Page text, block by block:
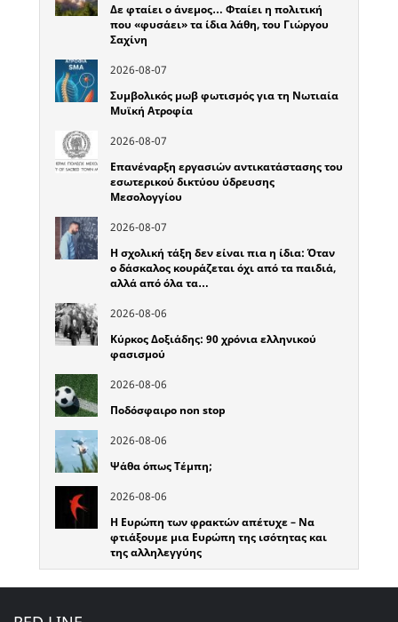
Δε φταίει ο άνεμος… Φταίει η πολιτική
που «φυσάει» τα ίδια λάθη, του Γιώργου
Σαχίνη
2026-08-07
Συμβολικός μωβ φωτισμός για τη Νωτιαία
Μυϊκή Ατροφία
2026-08-07
Επανέναρξη εργασιών αντικατάστασης του
εσωτερικού δικτύου ύδρευσης
Μεσολογγίου
2026-08-07
Η σχολική τάξη δεν είναι πια η ίδια: Όταν
ο δάσκαλος κουράζεται όχι από τα παιδιά,
αλλά από όλα τα…
2026-08-06
Κύρκος Δοξιάδης: 90 χρόνια ελληνικού
φασισμού
2026-08-06
Ποδόσφαιρο non stop
2026-08-06
Ψάθα όπως Τέμπη;
2026-08-06
Η Ευρώπη των φρακτών απέτυχε – Να
φτιάξουμε μια Ευρώπη της ισότητας και
της αλληλεγγύης